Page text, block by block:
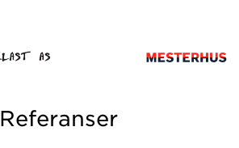
Referanser